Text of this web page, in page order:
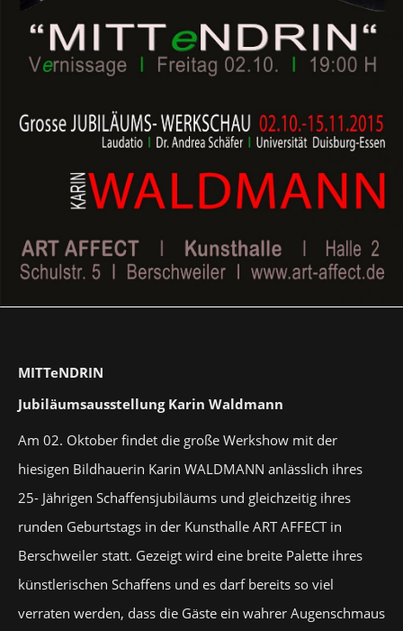
MITTeNDRIN
Jubiläumsausstellung Karin Waldmann
Am 02. Oktober findet die große Werkshow mit der
hiesigen Bildhauerin Karin WALDMANN anlässlich ihres
25- Jährigen Schaffensjubiläums und gleichzeitig ihres
runden Geburtstags in der Kunsthalle ART AFFECT in
Berschweiler statt. Gezeigt wird eine breite Palette ihres
künstlerischen Schaffens und es darf bereits so viel
verraten werden, dass die Gäste ein wahrer Augenschmaus